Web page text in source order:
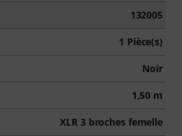
132005
1 Pièce(s)
Noir
1,50 m
XLR 3 broches femelle